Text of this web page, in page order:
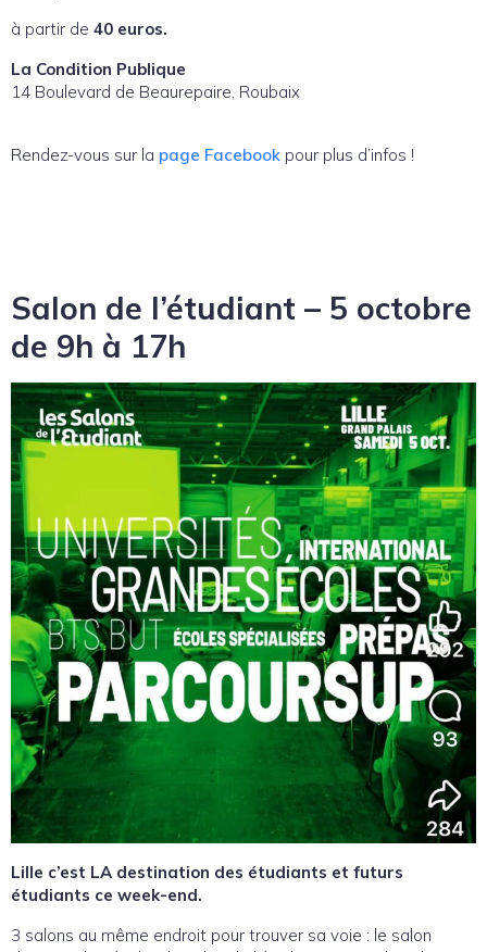
à partir de 40 euros.
La Condition Publique
14 Boulevard de Beaurepaire, Roubaix
Rendez-vous sur la page Facebook pour plus d’infos !
Salon de l’étudiant – 5 octobre
de 9h à 17h
Lille c’est LA destination des étudiants et futurs
étudiants ce week-end.
3 salons au même endroit pour trouver sa voie : le salon